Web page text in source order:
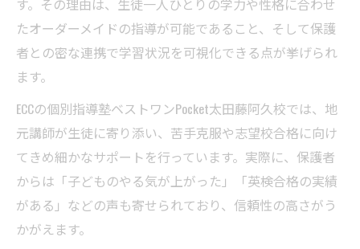
す。その理由は、生徒一人ひとりの学力や性格に合わせ
たオーダーメイドの指導が可能であること、そして保護
者との密な連携で学習状況を可視化できる点が挙げられ
ます。
ECCの個別指導塾ベストワンPocket太田藤阿久校では、地
元講師が生徒に寄り添い、苦手克服や志望校合格に向け
てきめ細かなサポートを行っています。実際に、保護者
からは「子どものやる気が上がった」「英検合格の実績
がある」などの声も寄せられており、信頼性の高さがう
かがえます。